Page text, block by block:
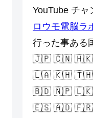
YouTube チ
ロウモ電脳ラ
行った事ある
🇯🇵 🇨🇳
🇱🇦 🇰🇭
🇧🇩 🇳🇵
🇪🇸 🇦🇩